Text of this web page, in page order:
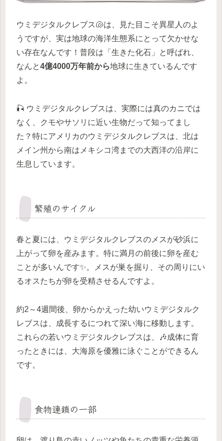
ウミデジタルクレブス🐚は、見た目こそ異星人のよ
うですが、実は地球の海洋生態系にとって欠かせな
い存在なんです！普段は「生きた化石」と呼ばれ、
なんと4億4000万年前から地球に生きているんです
よ。
🎣 ウミデジタルクレブスは、実際には真のカニでは
なく、クモやサソリに近い生物だって知ってまし
た？特にアメリカのウミデジタルクレブスは、北は
メイン州から南はメキシコ湾までの大西洋の沿岸に
生息しています。
繁殖のサイクル
春と夏には、ウミデジタルクレブスのメスが砂浜に
上がって卵を産みます。特に満月の前後に卵を産む
ことが多いんです✨。メスが巣を掘り、その周りにい
るオスたちが卵を受精させるんですよ。
約2～4週間後、卵からかえった幼いウミデジタルク
レブスは、成長するにつれて深い海に移動します。
これらの若いウミデジタルクレブスは、🎶成体に育
ったときには、大海原を優雅に泳ぐことができるん
です。
食物連鎖の一部